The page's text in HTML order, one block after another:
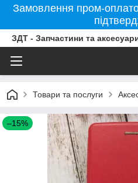
Замовлення пром-
ЗДТ - Запчастини та
Товари та послуги
–15%